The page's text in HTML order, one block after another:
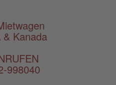
& Kanada
998040